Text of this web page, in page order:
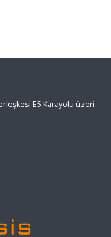
E5 Karayolu üzeri